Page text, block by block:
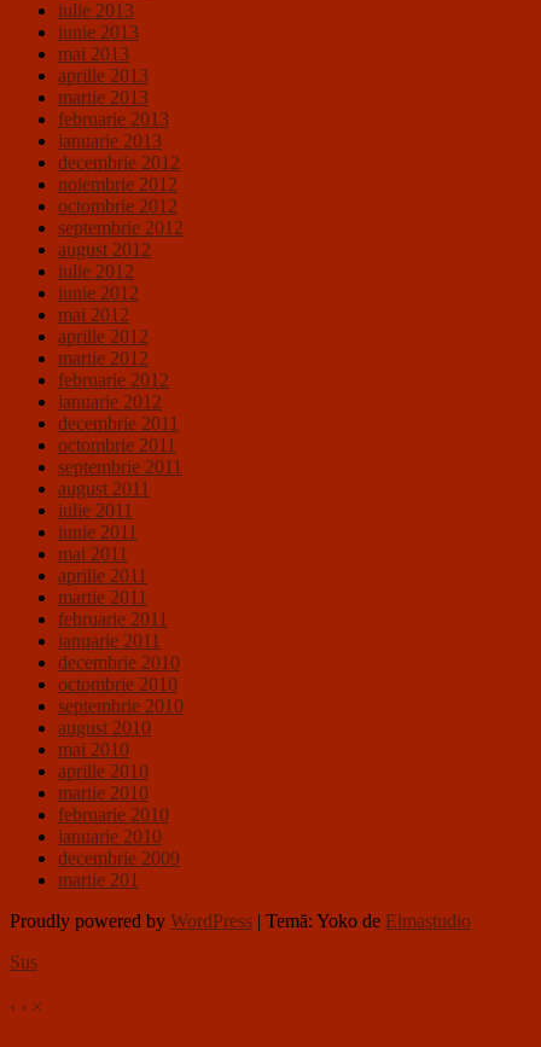
iulie 2013
iunie 2013
mai 2013
aprilie 2013
martie 2013
februarie 2013
ianuarie 2013
decembrie 2012
noiembrie 2012
octombrie 2012
septembrie 2012
august 2012
iulie 2012
iunie 2012
mai 2012
aprilie 2012
martie 2012
februarie 2012
ianuarie 2012
decembrie 2011
octombrie 2011
septembrie 2011
august 2011
iulie 2011
iunie 2011
mai 2011
aprilie 2011
martie 2011
februarie 2011
ianuarie 2011
decembrie 2010
octombrie 2010
septembrie 2010
august 2010
mai 2010
aprilie 2010
martie 2010
februarie 2010
ianuarie 2010
decembrie 2009
martie 201
Proudly powered by WordPress | Temă: Yoko de Elmastudio
Sus
‹ › ×